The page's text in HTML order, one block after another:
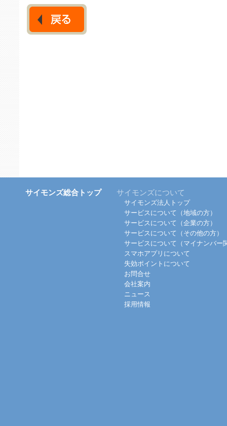
サイモンズ総合トップ サイモンズについて
サイモンズ法人トップ
サービスについて（地域の方）
サービスについて（企業の方）
サービスについて（その他の方）
サービスについて（マイナンバー
スマホアプリについて
失効ポイントについて
お問合せ
会社案内
ニュース
採用情報